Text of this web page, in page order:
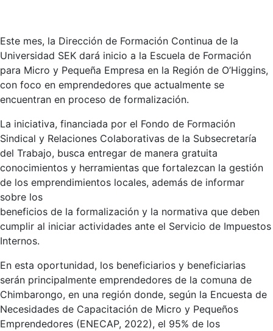
Este mes, la Dirección de Formación Continua de la
Universidad SEK dará inicio a la Escuela de Formación
para Micro y Pequeña Empresa en la Región de O’Higgins,
con foco en emprendedores que actualmente se
encuentran en proceso de formalización.
La iniciativa, financiada por el Fondo de Formación
Sindical y Relaciones Colaborativas de la Subsecretaría
del Trabajo, busca entregar de manera gratuita
conocimientos y herramientas que fortalezcan la gestión
de los emprendimientos locales, además de informar
sobre los
beneficios de la formalización y la normativa que deben
cumplir al iniciar actividades ante el Servicio de Impuestos
Internos.
En esta oportunidad, los beneficiarios y beneficiarias
serán principalmente emprendedores de la comuna de
Chimbarongo, en una región donde, según la Encuesta de
Necesidades de Capacitación de Micro y Pequeños
Emprendedores (ENECAP, 2022), el 95% de los